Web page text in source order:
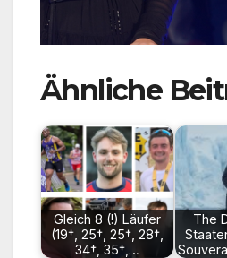
Ähnliche
Gleich 8 (!) Läufer
(19†, 25†, 25†, 28†,
34†, 35†,…
The